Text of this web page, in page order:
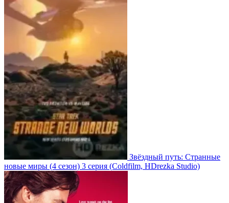
Звёздный путь: Странные
новые миры (4 сезон) 3 серия (Coldfilm, HDrezka Studio)